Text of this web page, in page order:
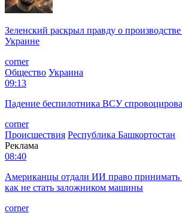
Зеленский раскрыл правду о
Украине
corner
Общество Украина
09:13
Падение беспилотника ВСУ
corner
Происшествия Республика Башкортостан
Реклама
08:40
Американцы отдали ИИ право принимать
как не стать заложником машины
corner